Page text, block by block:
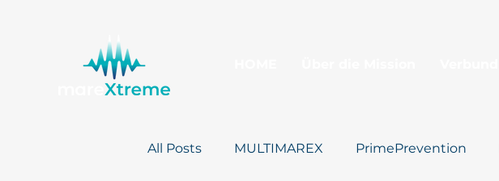
All Posts MULTIMAREX PrimePrevention